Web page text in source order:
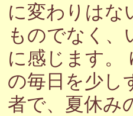
に変わりはな
ものでなく
に感じます。
の毎日を少し
者で、夏休み